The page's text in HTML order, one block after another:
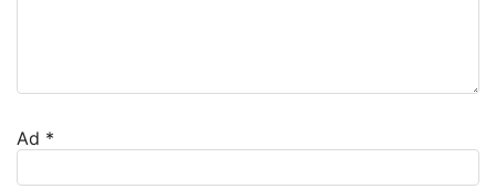
Ad *